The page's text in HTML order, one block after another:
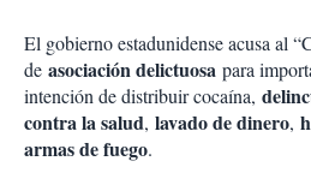
El gobierno estadunidense acusa al
de asociación delictuosa para
intención de distribuir cocaína,
contra la salud, lavado de dinero,
armas de fuego.